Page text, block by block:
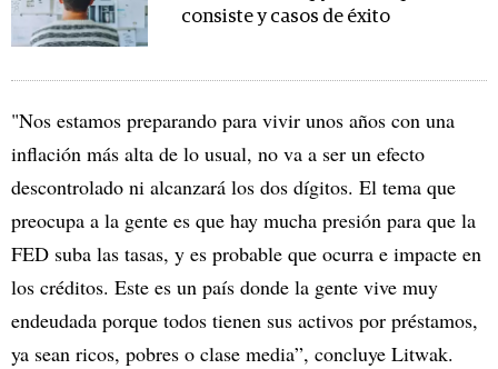
consiste y casos de éxito
"Nos estamos preparando para vivir unos años con una
inflación más alta de lo usual, no va a ser un efecto
descontrolado ni alcanzará los dos dígitos. El tema que
preocupa a la gente es que hay mucha presión para que la
FED suba las tasas, y es probable que ocurra e impacte en
los créditos. Este es un país donde la gente vive muy
endeudada porque todos tienen sus activos por préstamos,
ya sean ricos, pobres o clase media”, concluye Litwak.